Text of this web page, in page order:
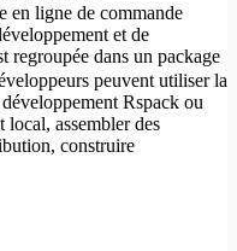
en ligne de commande
et de
dans un package
peuvent utiliser la
Rspack ou
assembler des
construire